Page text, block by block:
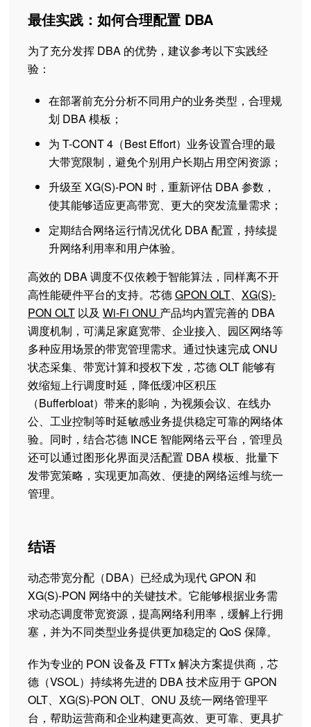
最佳实践：如何合理配置 DBA
为了充分发挥 DBA 的优势，建议参考以下实践经
验：
在部署前充分分析不同用户的业务类型，合理规
划 DBA 模板；
为 T-CONT 4（Best Effort）业务设置合理的最
大带宽限制，避免个别用户长期占用空闲资源；
升级至 XG(S)-PON 时，重新评估 DBA 参数，
使其能够适应更高带宽、更大的突发流量需求；
定期结合网络运行情况优化 DBA 配置，持续提
升网络利用率和用户体验。
高效的 DBA 调度不仅依赖于智能算法，同样离不开
高性能硬件平台的支持。芯德GPON OLT、 XG(S)-
PON OLT 以及 Wi-Fi ONU 产品均内置完善的 DBA
调度机制，可满足家庭宽带、企业接入、园区网络等
多种应用场景的带宽管理需求。通过快速完成 ONU
状态采集、带宽计算和授权下发，芯德 OLT 能够有
效缩短上行调度时延，降低缓冲区积压
（Bufferbloat）带来的影响，为视频会议、在线办
公、工业控制等时延敏感业务提供稳定可靠的网络体
验。同时，结合芯德 INCE 智能网络云平台，管理员
还可以通过图形化界面灵活配置 DBA 模板、批量下
发带宽策略，实现更加高效、便捷的网络运维与统一
管理。
结语
动态带宽分配（DBA）已经成为现代 GPON 和
XG(S)-PON 网络中的关键技术。它能够根据业务需
求动态调度带宽资源，提高网络利用率，缓解上行拥
塞，并为不同类型业务提供更加稳定的 QoS 保障。
作为专业的 PON 设备及 FTTx 解决方案提供商，芯
德（VSOL）持续将先进的 DBA 技术应用于 GPON
OLT、XG(S)-PON OLT、ONU 及统一网络管理平
台，帮助运营商和企业构建更高效、更可靠、更具扩